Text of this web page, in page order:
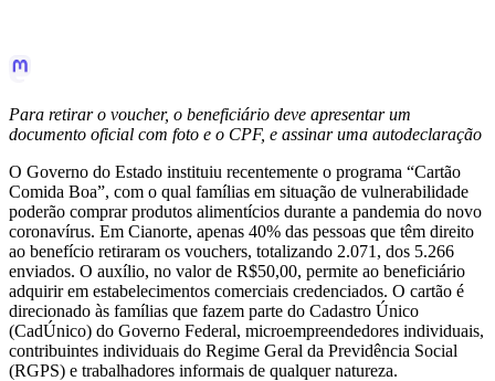
Para retirar o voucher, o beneficiário deve apresentar um
documento oficial com foto e o CPF, e assinar uma autodeclaração
O Governo do Estado instituiu recentemente o programa “Cartão
Comida Boa”, com o qual famílias em situação de vulnerabilidade
poderão comprar produtos alimentícios durante a pandemia do novo
coronavírus. Em Cianorte, apenas 40% das pessoas que têm direito
ao benefício retiraram os vouchers, totalizando 2.071, dos 5.266
enviados. O auxílio, no valor de R$50,00, permite ao beneficiário
adquirir em estabelecimentos comerciais credenciados. O cartão é
direcionado às famílias que fazem parte do Cadastro Único
(CadÚnico) do Governo Federal, microempreendedores individuais,
contribuintes individuais do Regime Geral da Previdência Social
(RGPS) e trabalhadores informais de qualquer natureza.